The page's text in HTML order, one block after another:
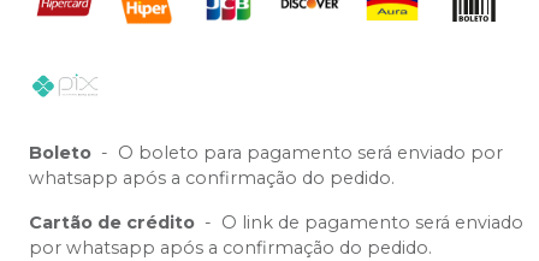
Boleto - O boleto para pagamento será enviado por
whatsapp após a confirmação do pedido.
Cartão de crédito - O link de pagamento será enviado
por whatsapp após a confirmação do pedido.